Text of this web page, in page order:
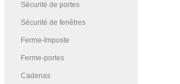
Sécurité de portes
Sécurité de fenêtres
Ferme-Imposte
Ferme-portes
Cadenas